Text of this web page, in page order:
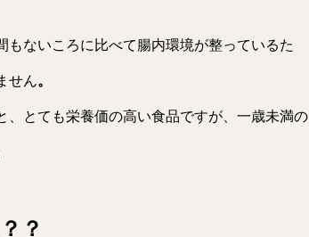
ないころに比べて腸内環境が整っているた
せん。
、とても栄養価の高い食品ですが、一歳未満の
？